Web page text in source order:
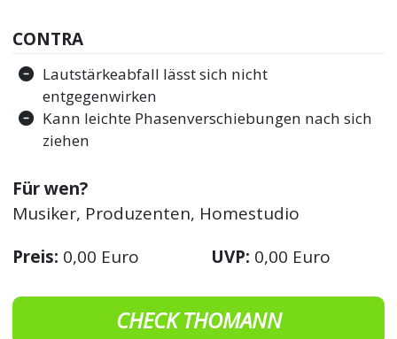
CONTRA
Lautstärkeabfall lässt sich nicht
entgegenwirken
Kann leichte Phasenverschiebungen nach sich
ziehen
Für wen?
Musiker, Produzenten, Homestudio
Preis: 0,00 Euro UVP: 0,00 Euro
CHECK THOMANN